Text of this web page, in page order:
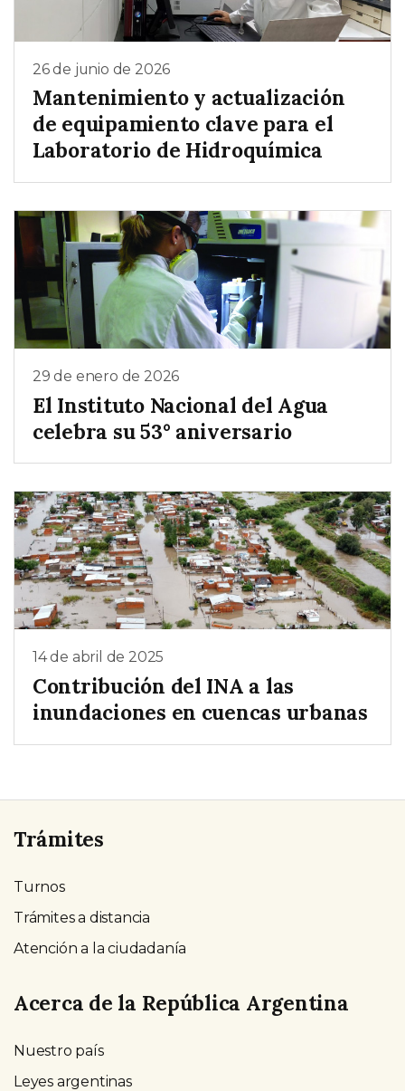
26 de junio de 2026
Mantenimiento y actualización
de equipamiento clave para el
Laboratorio de Hidroquímica
29 de enero de 2026
El Instituto Nacional del Agua
celebra su 53° aniversario
14 de abril de 2025
Contribución del INA a las
inundaciones en cuencas urbanas
Trámites
Turnos
Trámites a distancia
Atención a la ciudadanía
Acerca de la República Argentina
Nuestro país
Leyes argentinas